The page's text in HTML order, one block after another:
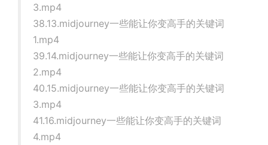
3.mp4
38.13.midjourney一些能让你变高手的关键词
1.mp4
39.14.midjourney一些能让你变高手的关键词
2.mp4
40.15.midjourney一些能让你变高手的关键词
3.mp4
41.16.midjourney一些能让你变高手的关键词
4.mp4